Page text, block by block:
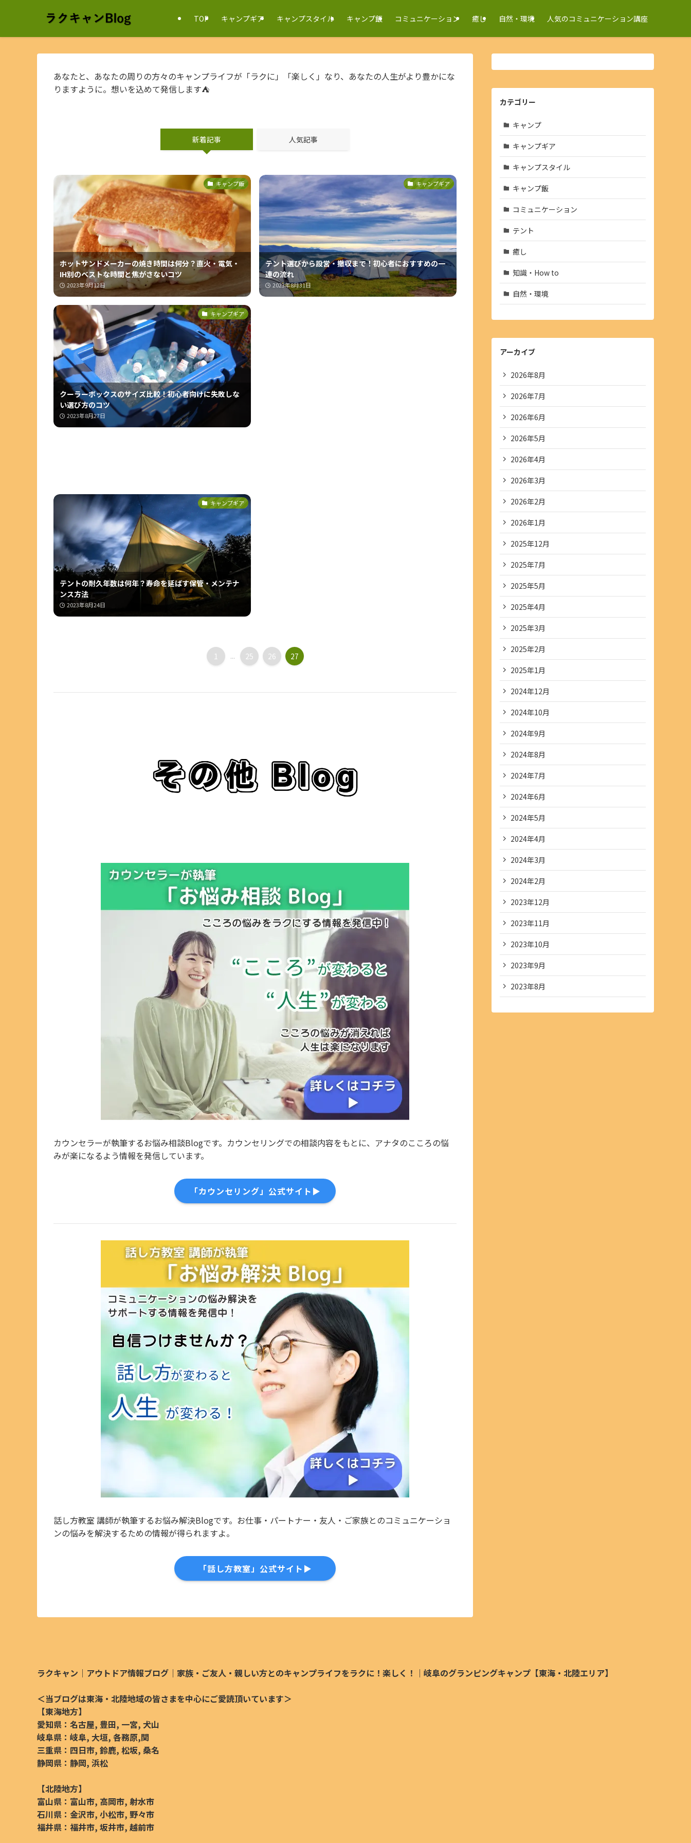
TOP キャンプギア キャンプスタイル キャンプ飯 コミュニケーション 癒し 自然・環境 人気のコミュニケーション講座
あなたと、あなたの周りの方々のキャンプライフが「ラクに」「楽しく」なり、あなたの人生がより豊かにな
りますように。想いを込めて発信します⛺
新着記事 人気記事
キャンプ飯
ホットサンドメーカーの焼き時間は何分？直火・電気・
IH別のベストな時間と焦がさないコツ
2023年9月12日
キャンプギア
テント選びから設営・撤収まで！初心者におすすめの一
連の流れ
2023年8月31日
キャンプギア
クーラーボックスのサイズ比較！初心者向けに失敗しな
い選び方のコツ
2023年8月27日
キャンプギア
テントの耐久年数は何年？寿命を延ばす保管・メンテナ
ンス方法
2023年8月24日
1 ... 25 26 27
カウンセラーが執筆するお悩み相談Blogです。カウンセリングでの相談内容をもとに、アナタのこころの悩
みが楽になるよう情報を発信しています。
「カウンセリング」公式サイト▶
話し方教室 講師が執筆するお悩み解決Blogです。お仕事・パートナー・友人・ご家族とのコミュニケーショ
ンの悩みを解決するための情報が得られますよ。
「話し方教室」公式サイト▶
カテゴリー
キャンプ
キャンプギア
キャンプスタイル
キャンプ飯
コミュニケーション
テント
癒し
知識・How to
自然・環境
アーカイブ
2026年8月
2026年7月
2026年6月
2026年5月
2026年4月
2026年3月
2026年2月
2026年1月
2025年12月
2025年7月
2025年5月
2025年4月
2025年3月
2025年2月
2025年1月
2024年12月
2024年10月
2024年9月
2024年8月
2024年7月
2024年6月
2024年5月
2024年4月
2024年3月
2024年2月
2023年12月
2023年11月
2023年10月
2023年9月
2023年8月
ラクキャン｜アウトドア情報ブログ｜家族・ご友人・親しい方とのキャンプライフをラクに！楽しく！｜岐阜のグランピングキャンプ【東海・北陸エリア】
＜当ブログは東海・北陸地域の皆さまを中心にご愛読頂いています＞
【東海地方】
愛知県：名古屋, 豊田, 一宮, 犬山
岐阜県：岐阜, 大垣, 各務原,関
三重県：四日市, 鈴鹿, 松坂, 桑名
静岡県：静岡, 浜松
【北陸地方】
富山県：富山市, 高岡市, 射水市
石川県：金沢市, 小松市, 野々市
福井県：福井市, 坂井市, 越前市